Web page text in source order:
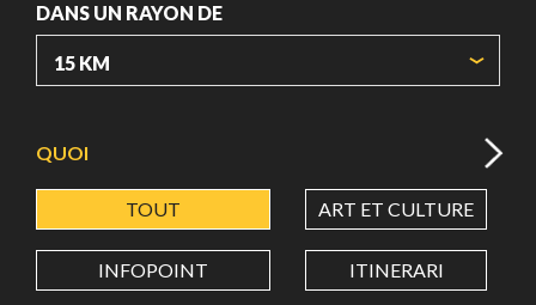
DANS UN RAYON DE
LATITUDE
QUOI
TOUT ART ET CULTURE
INFOPOINT ITINERARI